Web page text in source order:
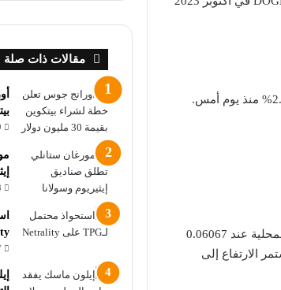
على الرسم البياني لكل ساعة، كسر سعر DOGE مستوى المقاومة المحلية عند 0.06067
الارتفاع إلى
مقالات ذات صلة